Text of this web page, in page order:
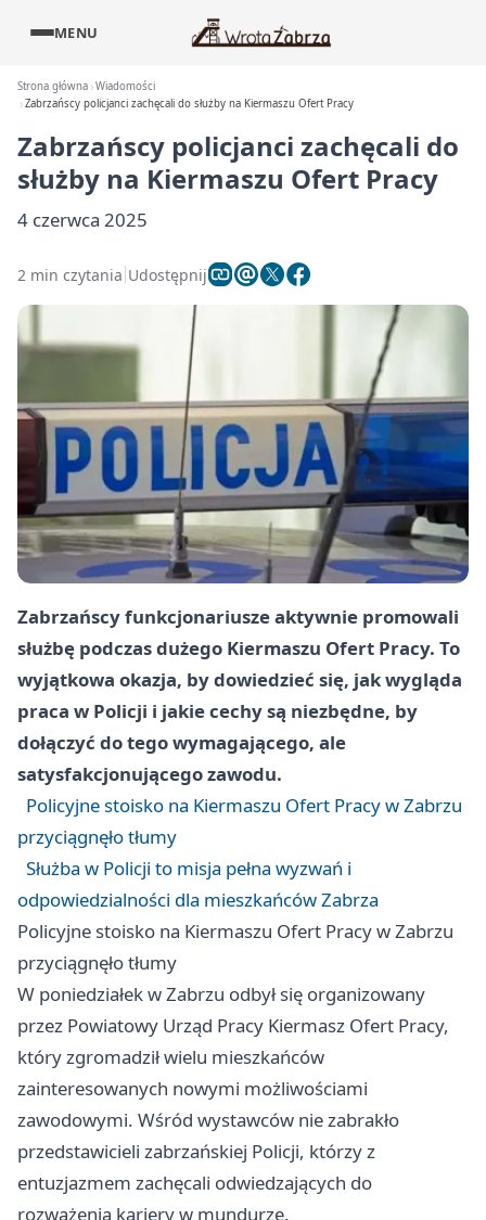
MENU
Strona główna Wiadomości
Zabrzańscy policjanci zachęcali do służby na Kiermaszu Ofert Pracy
Zabrzańscy policjanci zachęcali do
służby na Kiermaszu Ofert Pracy
4 czerwca 2025
2 min czytania Udostępnij
Zabrzańscy funkcjonariusze aktywnie promowali
służbę podczas dużego Kiermaszu Ofert Pracy. To
wyjątkowa okazja, by dowiedzieć się, jak wygląda
praca w Policji i jakie cechy są niezbędne, by
dołączyć do tego wymagającego, ale
satysfakcjonującego zawodu.
Policyjne stoisko na Kiermaszu Ofert Pracy w Zabrzu
przyciągnęło tłumy
Służba w Policji to misja pełna wyzwań i
odpowiedzialności dla mieszkańców Zabrza
Policyjne stoisko na Kiermaszu Ofert Pracy w Zabrzu
przyciągnęło tłumy
W poniedziałek w Zabrzu odbył się organizowany
przez Powiatowy Urząd Pracy Kiermasz Ofert Pracy,
który zgromadził wielu mieszkańców
zainteresowanych nowymi możliwościami
zawodowymi. Wśród wystawców nie zabrakło
przedstawicieli zabrzańskiej Policji, którzy z
entuzjazmem zachęcali odwiedzających do
rozważenia kariery w mundurze.